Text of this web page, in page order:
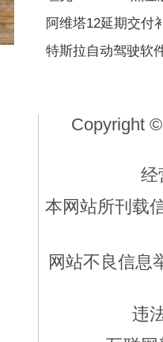
阿维塔12延期交付
特斯拉自动驾驶软
Copyright
经
本网站所刊载
网站不良信息
违